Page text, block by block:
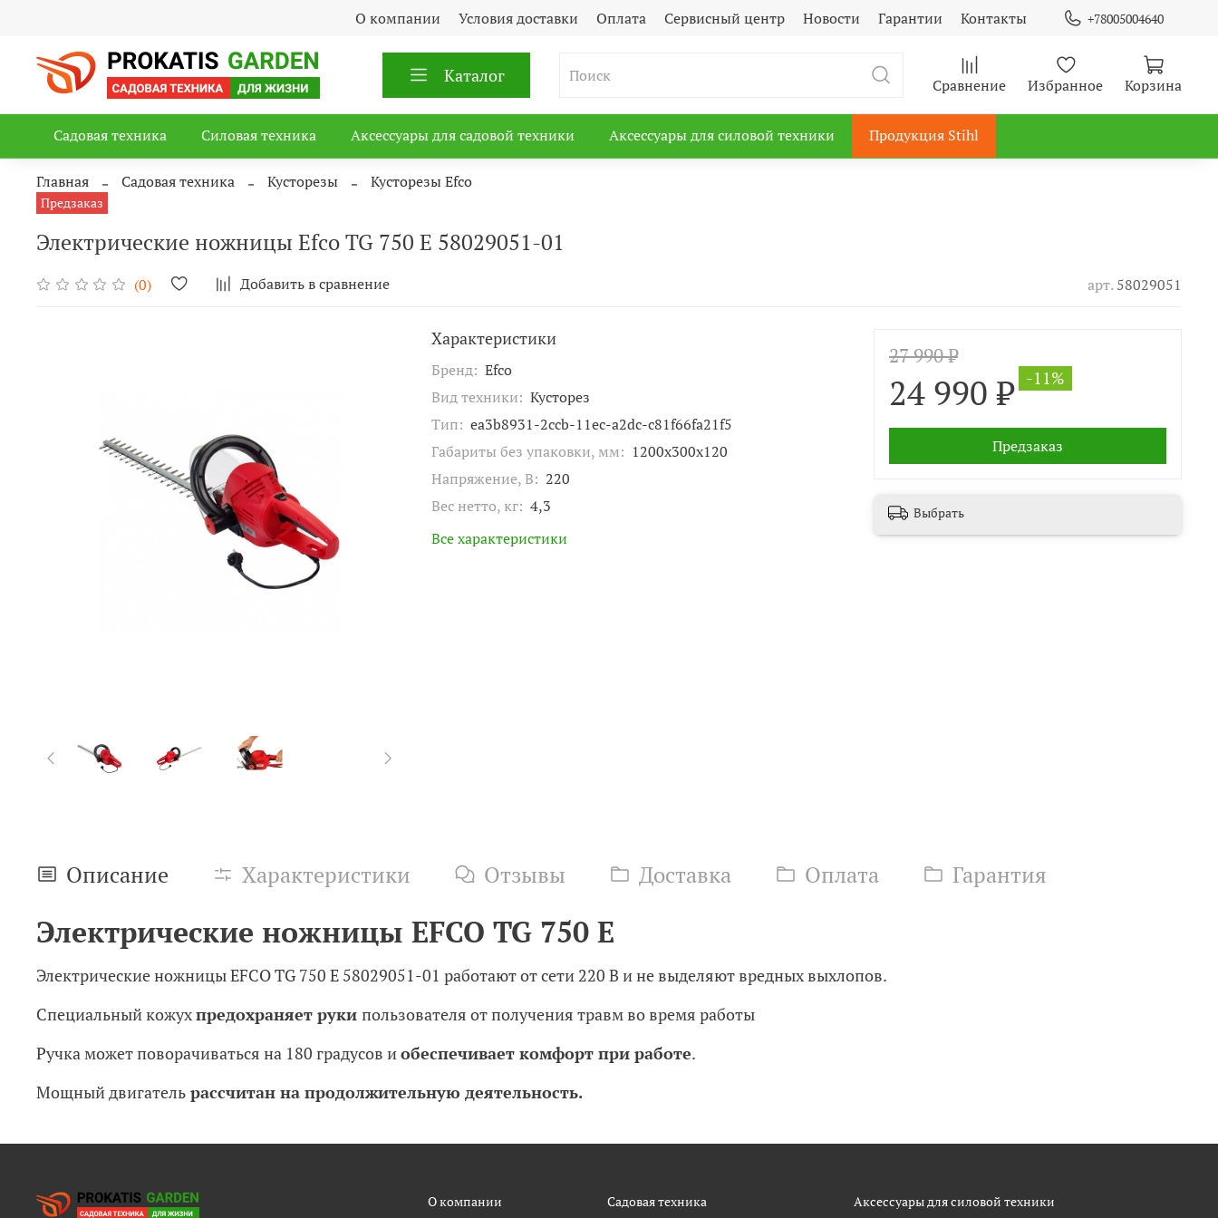
О компании Условия доставки Оплата Сервисный центр Новости Гарантии Контакты +78005004640
Каталог Сравнение Избранное Корзина
Садовая техника Силовая техника Аксессуары для садовой техники Аксессуары для силовой техники Продукция Stihl
Главная Садовая техника Кусторезы Кусторезы Efco
Предзаказ
Электрические ножницы Efco TG 750 E 58029051-01
(0) Добавить в сравнение арт. 58029051
Характеристики
Бренд: Efco
Вид техники: Кусторез
Тип: ea3b8931-2ccb-11ec-a2dc-c81f66fa21f5
Габариты без упаковки, мм: 1200x300x120
Напряжение, В: 220
Вес нетто, кг: 4,3
Все характеристики
27 990 ₽
24 990 ₽ -11%
Предзаказ
Выбрать
Описание Характеристики Отзывы Доставка Оплата Гарантия
Электрические ножницы EFCO TG 750 E
Электрические ножницы EFCO TG 750 E 58029051-01 работают от сети 220 В и не выделяют вредных выхлопов.
Специальный кожухпредохраняет руки пользователя от получения травм во время работы
Ручка может поворачиваться на 180 градусов иобеспечивает комфорт при работе.
Мощный двигатель рассчитан на продолжительную деятельность.
О компании Садовая техника Аксессуары для силовой техники